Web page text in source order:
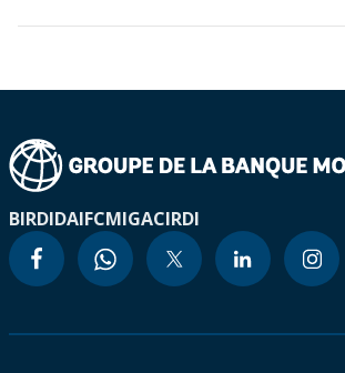
BIRDIDAIFCMIGACIRDI